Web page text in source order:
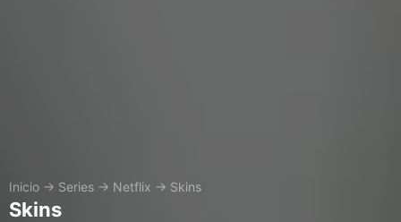
Inicio → Series → Netflix → Skins
Skins